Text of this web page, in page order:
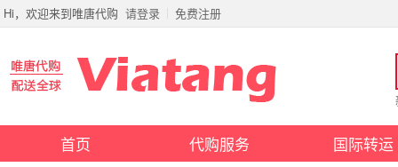
Hi，欢迎来到唯唐代购 请登录 免费注册
首页 代购服务 国际转运